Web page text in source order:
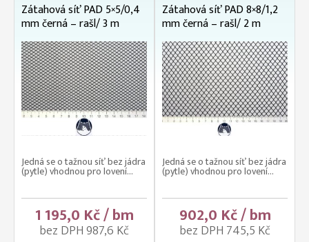
Zátahová síť PAD 5×5/0,4
mm černá – rašl/ 3 m
Jedná se o tažnou síť bez jádra
(pytle) vhodnou pro lovení...
1 195,0 Kč / bm
bez DPH 987,6 Kč
Zátahová síť PAD 8×8/1,2
mm černá – rašl/ 2 m
Jedná se o tažnou síť bez jádra
(pytle) vhodnou pro lovení...
902,0 Kč / bm
bez DPH 745,5 Kč